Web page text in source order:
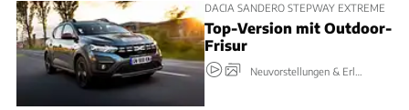
DACIA SANDERO STEPWAY EXTREME
Top-Version mit Outdoor-
Frisur
Neuvorstellungen & Erlkönige